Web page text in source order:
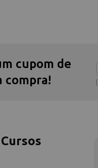
cupom de
compra!